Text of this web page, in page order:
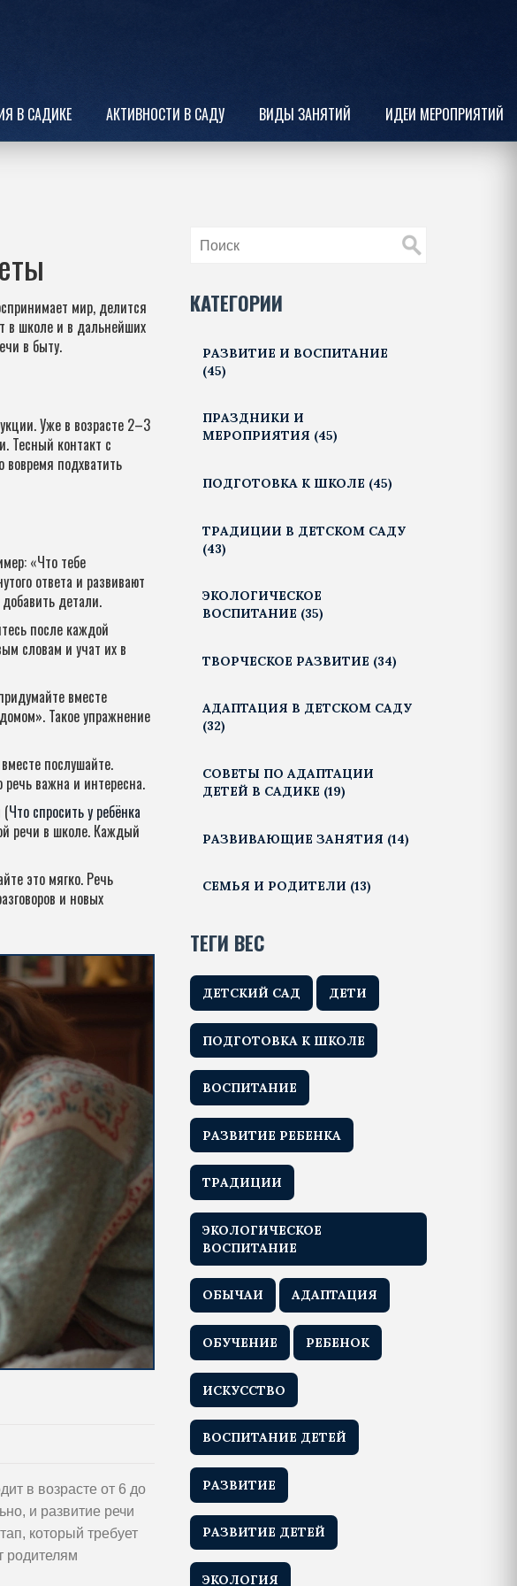
В САДИКЕ АКТИВНОСТИ В САДУ ВИДЫ ЗАНЯТИЙ ИДЕИ МЕРОПРИЯТИЙ
мир, делится
в школе и в дальнейших
в быту.
Уже в возрасте 2–3
Тесный контакт с
вовремя подхватить
«Что тебе
ответа и развивают
детали.
после каждой
словам и учат их в
вместе
Такое упражнение
послушайте.
речь важна и интересна.
(Что спросить у ребёнка
речи в школе. Каждый
это мягко. Речь
и новых
в возрасте от 6 до
и развитие речи
который требует
родителям
КАТЕГОРИИ
РАЗВИТИЕ И ВОСПИТАНИЕ
(45)
ПРАЗДНИКИ И
МЕРОПРИЯТИЯ (45)
ПОДГОТОВКА К ШКОЛЕ (45)
ТРАДИЦИИ В ДЕТСКОМ САДУ
(43)
ЭКОЛОГИЧЕСКОЕ
ВОСПИТАНИЕ (35)
ТВОРЧЕСКОЕ РАЗВИТИЕ (34)
АДАПТАЦИЯ В ДЕТСКОМ САДУ
(32)
СОВЕТЫ ПО АДАПТАЦИИ
ДЕТЕЙ В САДИКЕ (19)
РАЗВИВАЮЩИЕ ЗАНЯТИЯ (14)
СЕМЬЯ И РОДИТЕЛИ (13)
ТЕГИ ВЕС
ДЕТСКИЙ САД ДЕТИ
ПОДГОТОВКА К ШКОЛЕ
ВОСПИТАНИЕ
РАЗВИТИЕ РЕБЕНКА
ТРАДИЦИИ
ЭКОЛОГИЧЕСКОЕ
ВОСПИТАНИЕ
ОБЫЧАИ АДАПТАЦИЯ
ОБУЧЕНИЕ РЕБЕНОК
ИСКУССТВО
ВОСПИТАНИЕ ДЕТЕЙ
РАЗВИТИЕ
РАЗВИТИЕ ДЕТЕЙ
ЭКОЛОГИЯ